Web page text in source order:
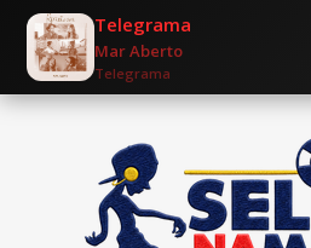
Telegrama
Mar Aberto
Telegrama